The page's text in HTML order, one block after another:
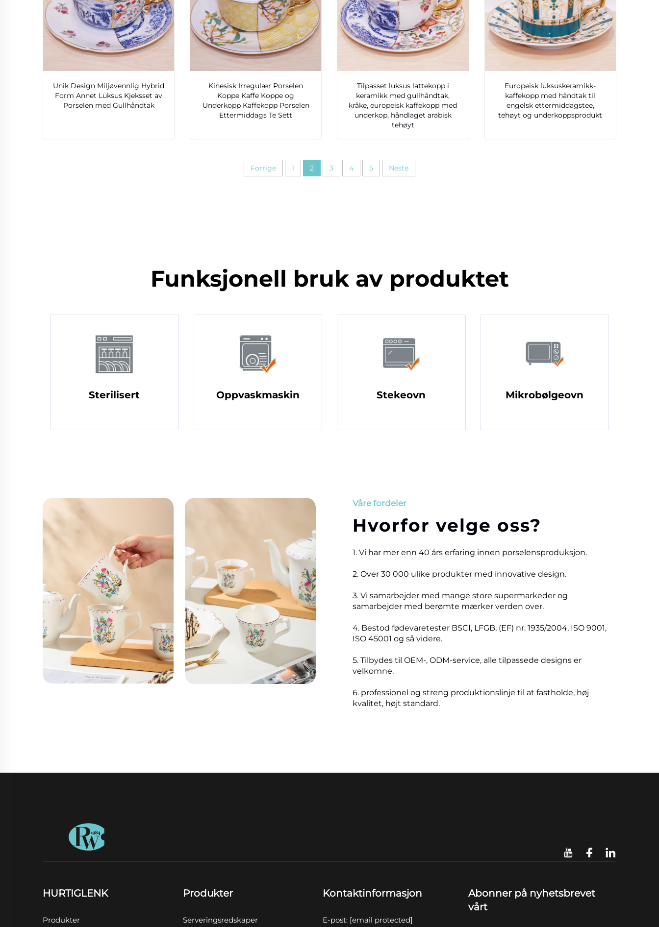
Unik Design Miljøvennlig Hybrid
Form Annet Luksus Kjeksset av
Porselen med Gullhåndtak
Kinesisk Irregulær Porselen
Koppe Kaffe Koppe og
Underkopp Kaffekopp Porselen
Ettermiddags Te Sett
Tilpasset luksus lattekopp i
keramikk med gullhåndtak,
kråke, europeisk kaffekopp med
underkop, håndlaget arabisk
tehøyt
Europeisk luksuskeramikk-
kaffekopp med håndtak til
engelsk ettermiddagstee,
tehøyt og underkoppsprodukt
Forrige 1 2 3 4 5 Neste
Funksjonell bruk av produktet
Sterilisert Oppvaskmaskin Stekeovn Mikrobølgeovn
Våre fordeler
Hvorfor velge oss?
1. Vi har mer enn 40 års erfaring innen porselensproduksjon.
2. Over 30 000 ulike produkter med innovative design.
3. Vi samarbejder med mange store supermarkeder og
samarbejder med berømte mærker verden over.
4. Bestod fødevaretester BSCI, LFGB, (EF) nr. 1935/2004, ISO 9001,
ISO 45001 og så videre.
5. Tilbydes til OEM-, ODM-service, alle tilpassede designs er
velkomne.
6. professionel og streng produktionslinje til at fastholde, høj
kvalitet, højt standard.
HURTIGLENK
Produkter
Produkter
Serveringsredskaper
Kontaktinformasjon
E-post: [email protected]
Abonner på nyhetsbrevet
vårt